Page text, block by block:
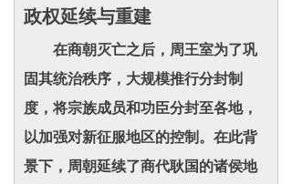
政权延续与重建
在商朝灭亡之后，周王室为了巩
固其统治秩序，大规模推行分封制
度，将宗族成员和功臣分封至各地，
以加强对新征服地区的控制。在此背
景下，周朝延续了商代耿国的诸侯地